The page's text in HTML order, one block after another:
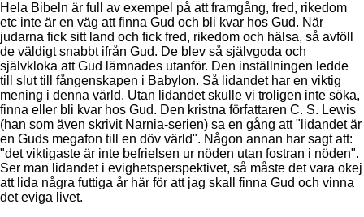
Hela Bibeln är full av exempel på att framgång, fred, rikedom
etc inte är en väg att finna Gud och bli kvar hos Gud. När
judarna fick sitt land och fick fred, rikedom och hälsa, så avföll
de väldigt snabbt ifrån Gud. De blev så självgoda och
självkloka att Gud lämnades utanför. Den inställningen ledde
till slut till fångenskapen i Babylon. Så lidandet har en viktig
mening i denna värld. Utan lidandet skulle vi troligen inte söka,
finna eller bli kvar hos Gud. Den kristna författaren C. S. Lewis
(han som även skrivit Narnia-serien) sa en gång att "lidandet är
en Guds megafon till en döv värld". Någon annan har sagt att:
"det viktigaste är inte befrielsen ur nöden utan fostran i nöden".
Ser man lidandet i evighetsperspektivet, så måste det vara okej
att lida några futtiga år här för att jag skall finna Gud och vinna
det eviga livet.